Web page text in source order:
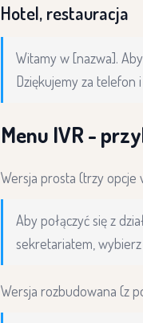
Hotel, restauracja
Witamy w [nazwa].
Dziękujemy za telefon
Menu IVR -
Wersja prosta (trzy opcje
Aby połączyć się z
sekretariatem,
Wersja rozbudowana (z